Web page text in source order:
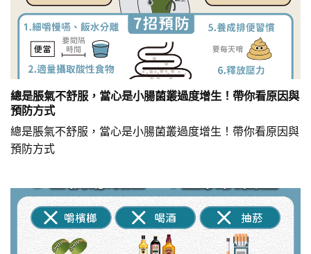
總是脹氣不舒服，當心是小腸菌叢過度增生！帶你看原因與
預防方式
總是脹氣不舒服，當心是小腸菌叢過度增生！帶你看原因與
預防方式